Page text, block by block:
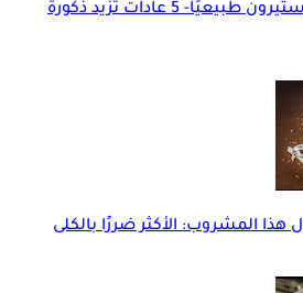
رفع هرمون التستوستيرون طبيعيًا- 5 عادات تزيد ذكورة
هذا المشروب: الأكثر ضررًا بالكلى